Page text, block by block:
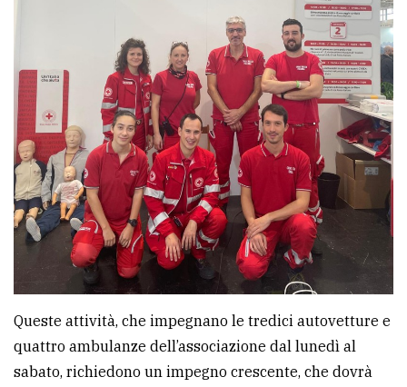
Queste attività, che impegnano le tredici autovetture e
quattro ambulanze dell’associazione dal lunedì al
sabato, richiedono un impegno crescente, che dovrà